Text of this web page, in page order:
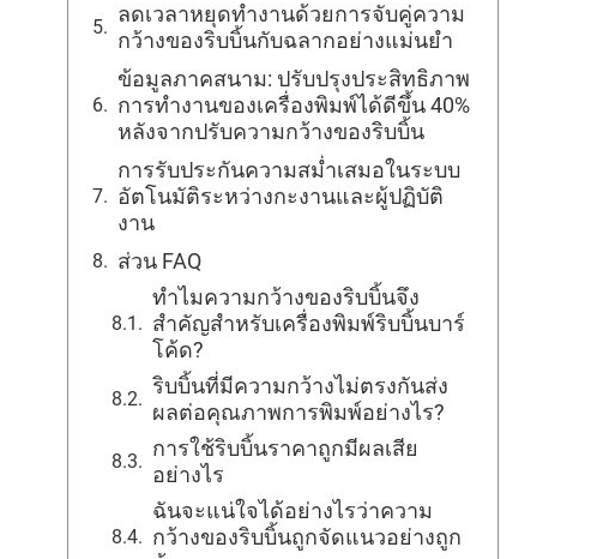
ลดเวลาหยุดทำงานด้วยการจับคู่ความ
กว้างของริบบิ้นกับฉลากอย่างแม่นยำ
ข้อมูลภาคสนาม: ปรับปรุงประสิทธิภาพ
การทำงานของเครื่องพิมพ์ได้ดีขึ้น 40%
หลังจากปรับความกว้างของริบบิ้น
การรับประกันความสม่ำเสมอในระบบ
อัตโนมัติระหว่างกะงานและผู้ปฏิบัติ
งาน
ส่วน FAQ
ทำไมความกว้างของริบบิ้นจึง
สำคัญสำหรับเครื่องพิมพ์ริบบิ้นบาร์
โค้ด?
ริบบิ้นที่มีความกว้างไม่ตรงกันส่ง
ผลต่อคุณภาพการพิมพ์อย่างไร?
การใช้ริบบิ้นราคาถูกมีผลเสีย
อย่างไร
ฉันจะแน่ใจได้อย่างไรว่าความ
กว้างของริบบิ้นถูกจัดแนวอย่างถูก